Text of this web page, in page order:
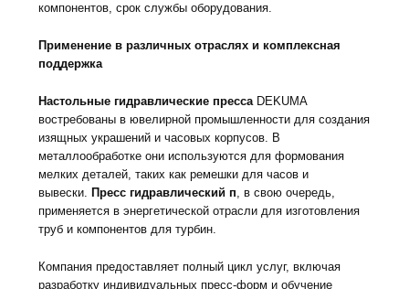
компонентов, срок службы оборудования.
Применение в различных отраслях и комплексная
поддержка
Настольные гидравлические прессаDEKUMA
востребованы в ювелирной промышленности для создания
изящных украшений и часовых корпусов. В
металлообработке они используются для формования
мелких деталей, таких как ремешки для часов и
вывески. Пресс гидравлический п, в свою очередь,
применяется в энергетической отрасли для изготовления
труб и компонентов для турбин.
Компания предоставляет полный цикл услуг, включая
разработку индивидуальных пресс-форм и обучение